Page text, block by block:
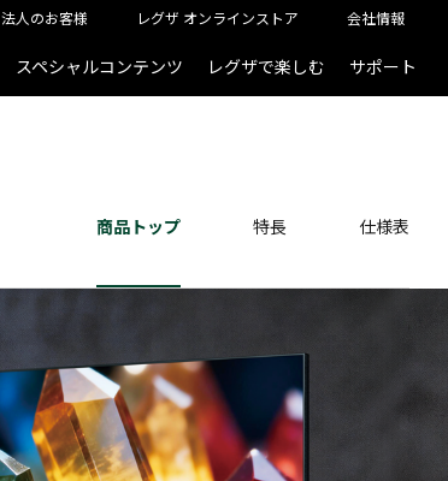
法人のお客様 レグザ オンラインストア 会社情報
スペシャルコンテンツ レグザで楽しむ サポート
商品トップ 特長 仕様表